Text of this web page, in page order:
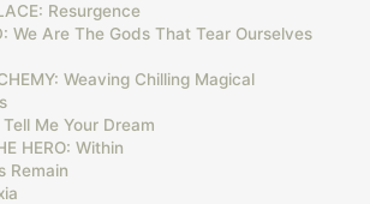
Resurgence
We Are The Gods That Tear Ourselves
Weaving Chilling Magical
Tell Me Your Dream
HERO: Within
Remain